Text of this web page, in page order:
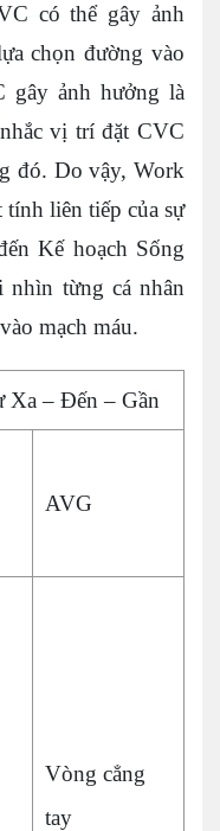
có thể gây ảnh
chọn đường vào
gây ảnh hưởng là
vị trí đặt CVC
đó. Do vậy, Work
liên tiếp của sự
Kế hoạch Sống
nhìn từng cá nhân
mạch máu.
Xa – Đến – Gần
AVG
Vòng cẳng
tay